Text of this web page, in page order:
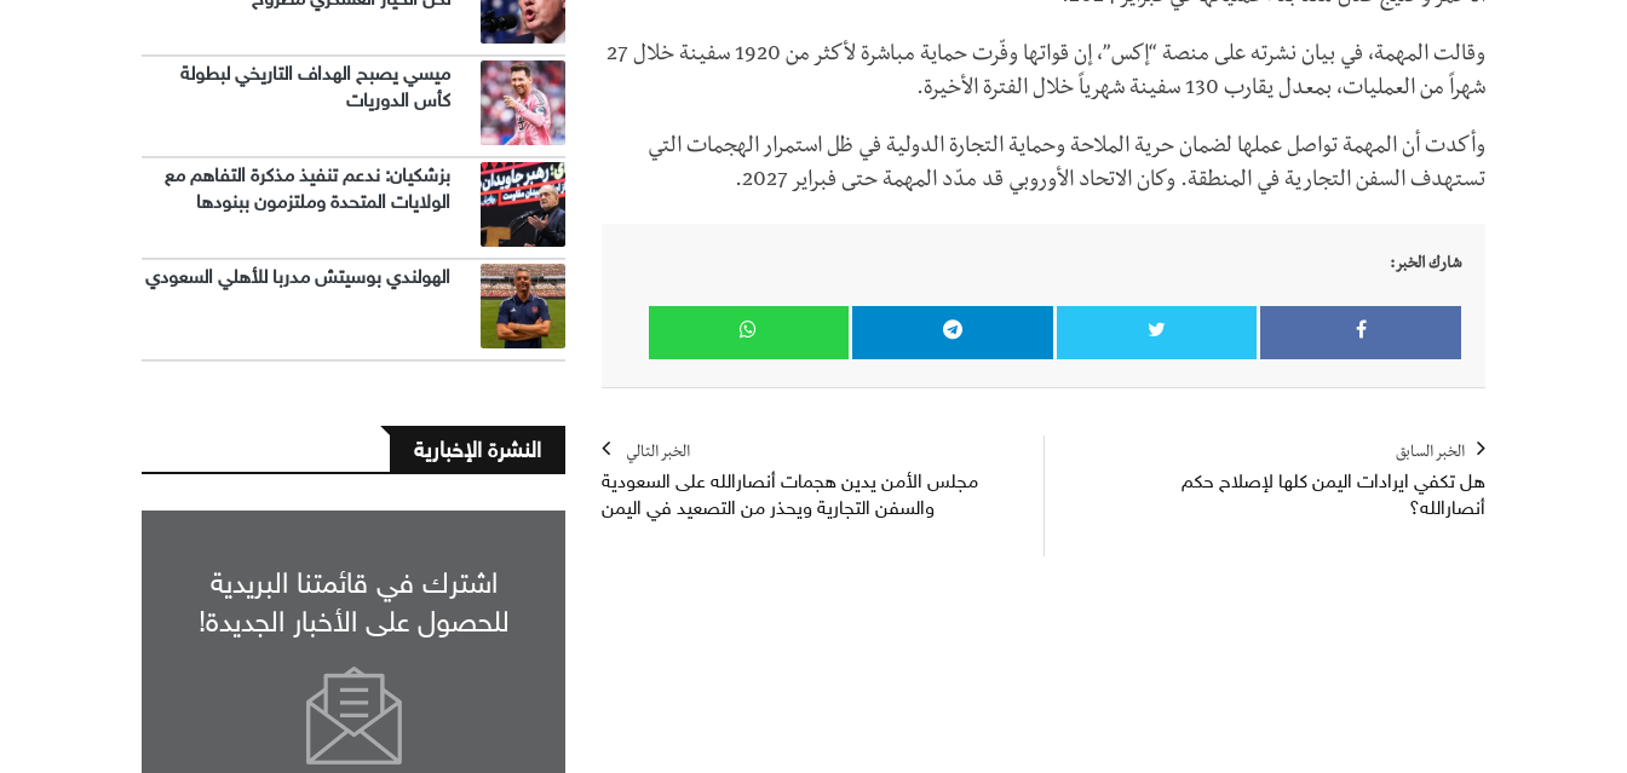
وقالت المهمة، في بيان نشرته على منصة “إكس”، إن قواتها وفّرت حماية مباشرة لأكثر من 1920 سفينة خلال 27
شهراً من العمليات، بمعدل يقارب 130 سفينة شهرياً خلال الفترة الأخيرة.
وأكدت أن المهمة تواصل عملها لضمان حرية الملاحة وحماية التجارة الدولية في ظل استمرار الهجمات التي
تستهدف السفن التجارية في المنطقة. وكان الاتحاد الأوروبي قد مدّد المهمة حتى فبراير 2027.
شارك الخبر:
الخبر السابق
هل تكفي ايرادات اليمن كلها لإصلاح حكم
أنصارالله؟
الخبر التالي
مجلس الأمن يدين هجمات أنصارالله على السعودية
والسفن التجارية ويحذر من التصعيد في اليمن
ميسي يصبح الهداف التاريخي لبطولة
كأس الدوريات
بزشكيان: ندعم تنفيذ مذكرة التفاهم مع
الولايات المتحدة وملتزمون ببنودها
الهولندي بوسيتش مدربا للأهلي السعودي
النشرة الإخبارية
اشترك في قائمتنا البريدية
للحصول على الأخبار الجديدة!